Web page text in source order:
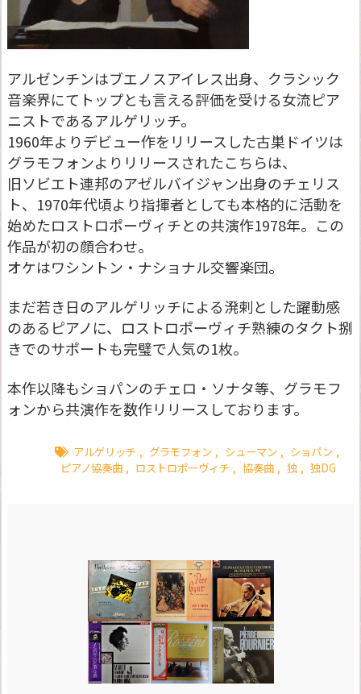
アルゼンチンはブエノスアイレス出身、クラシック
音楽界にてトップとも言える評価を受ける女流ピア
ニストであるアルゲリッチ。
1960年よりデビュー作をリリースした古巣ドイツは
グラモフォンよりリリースされたこちらは、
旧ソビエト連邦のアゼルバイジャン出身のチェリス
ト、1970年代頃より指揮者としても本格的に活動を
始めたロストロポーヴィチとの共演作1978年。この
作品が初の顔合わせ。
オケはワシントン・ナショナル交響楽団。
まだ若き日のアルゲリッチによる溌剌とした躍動感
のあるピアノに、ロストロポーヴィチ熟練のタクト捌
きでのサポートも完璧で人気の1枚。
本作以降もショパンのチェロ・ソナタ等、グラモフ
ォンから共演作を数作リリースしております。
アルゲリッチ , グラモフォン , シューマン , ショパン ,
ピアノ協奏曲 , ロストロポーヴィチ , 協奏曲 , 独 , 独DG